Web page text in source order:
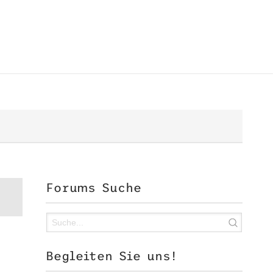
Forums Suche
Begleiten Sie uns!